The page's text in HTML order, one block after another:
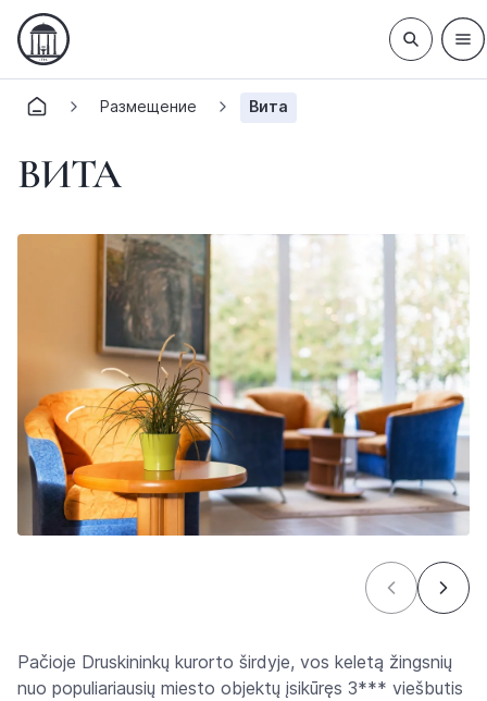
Размещение Вита
ВИТА
Pačioje Druskininkų kurorto širdyje, vos keletą žingsnių
nuo populiariausių miesto objektų įsikūręs 3*** viešbutis